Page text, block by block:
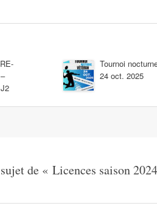
Tournoi
24 oct. 2025
de « Licences saison